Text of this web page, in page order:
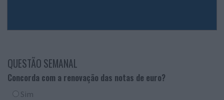
QUESTÃO SEMANAL
Concorda com a renovação das notas de euro?
Sim